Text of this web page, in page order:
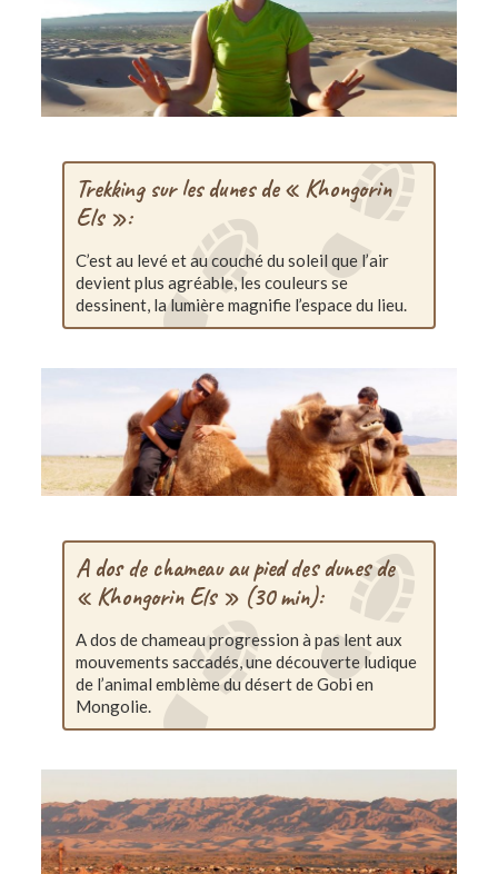
Trekking sur les dunes de « Khongorin
Els »:
C’est au levé et au couché du soleil que l’air
devient plus agréable, les couleurs se
dessinent, la lumière magnifie l’espace du lieu.
A dos de chameau au pied des dunes de
« Khongorin Els » (30 min):
A dos de chameau progression à pas lent aux
mouvements saccadés, une découverte ludique
de l’animal emblème du désert de Gobi en
Mongolie.